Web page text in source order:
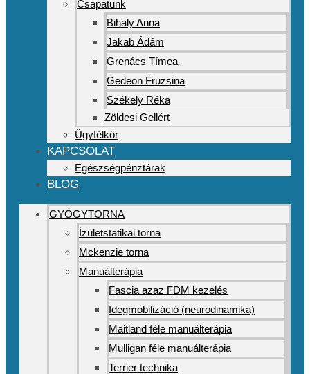
Csapatunk
Bihaly Anna
Jakab Ádám
Grenács Tímea
Gedeon Fruzsina
Székely Réka
Zöldesi Gellért
Ügyfélkör
KAPCSOLAT
Egészségpénztárak
BLOG
GYÓGYTORNA
Ízületstatikai torna
Mckenzie torna
Manuálterápia
Fascia azaz FDM kezelés
Idegmobilizáció (neurodinamika)
Maitland féle manuálterápia
Mulligan féle manuálterápia
Terrier technika